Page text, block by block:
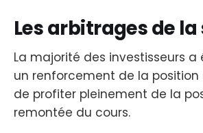
Les arbitrages de
La majorité des investisseurs
un renforcement de la position
de profiter pleinement de la
remontée du cours.